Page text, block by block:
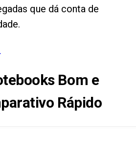
que dá conta de
Bom e
Rápido